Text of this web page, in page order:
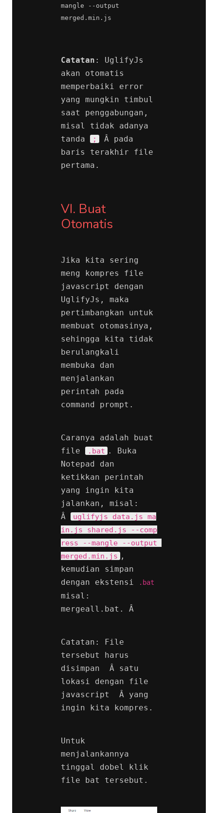
mangle --output
merged.min.js
Catatan : UglifyJs
akan otomatis
memperbaiki error
yang mungkin timbul
saat penggabungan,
misal tidak adanya
tanda
;
Â pada
baris terakhir file
pertama.
VI. Buat
Otomatis
Jika kita sering
meng kompres file
javascript dengan
UglifyJs, maka
pertimbangkan untuk
membuat otomasinya,
sehingga kita tidak
berulangkali
membuka dan
menjalankan
perintah pada
command prompt.
Caranya adalah buat
file
.bat . Buka
Notepad dan
ketikkan perintah
yang ingin kita
jalankan, misal:
Â
uglifyjs data.js ma
in.js shared.js --comp
ress --mangle --output
merged.min.js ,
kemudian simpan
dengan ekstensi
.bat
misal:
mergeall.bat. Â
Catatan: File
tersebut harus
disimpan  Â satu
lokasi dengan file
javascript  Â yang
ingin kita kompres.
Untuk
menjalankannya
tinggal dobel klik
file bat tersebut.